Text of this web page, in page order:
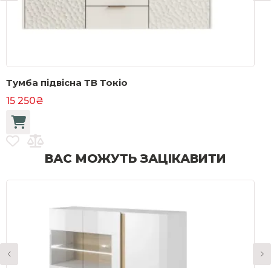
Тумба підвісна ТВ Токіо
15 250₴
ВАС МОЖУТЬ ЗАЦІКАВИТИ